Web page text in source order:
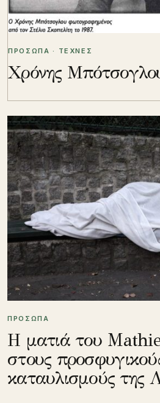
ΠΡΟΣΩΠΑ · ΤΕΧΝΕΣ
Χρόνης
ΠΡΟΣΩΠΑ
Η ματιά του
στους
καταυλισμούς της